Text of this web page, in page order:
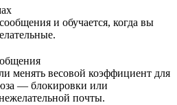
и обучается, когда вы
менять весовой коэффициент для
— блокировки или
почты.